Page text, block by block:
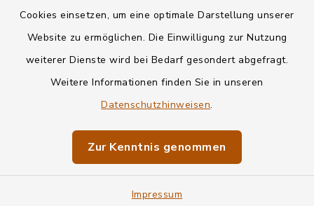
Cookies einsetzen, um eine optimale Darstellung unserer
Website zu ermöglichen. Die Einwilligung zur Nutzung
weiterer Dienste wird bei Bedarf gesondert abgefragt.
Weitere Informationen finden Sie in unseren
Datenschutzhinweisen.
Zur Kenntnis genommen
Impressum
Kontakt
Informationspflichten
Impressum
Sitemap